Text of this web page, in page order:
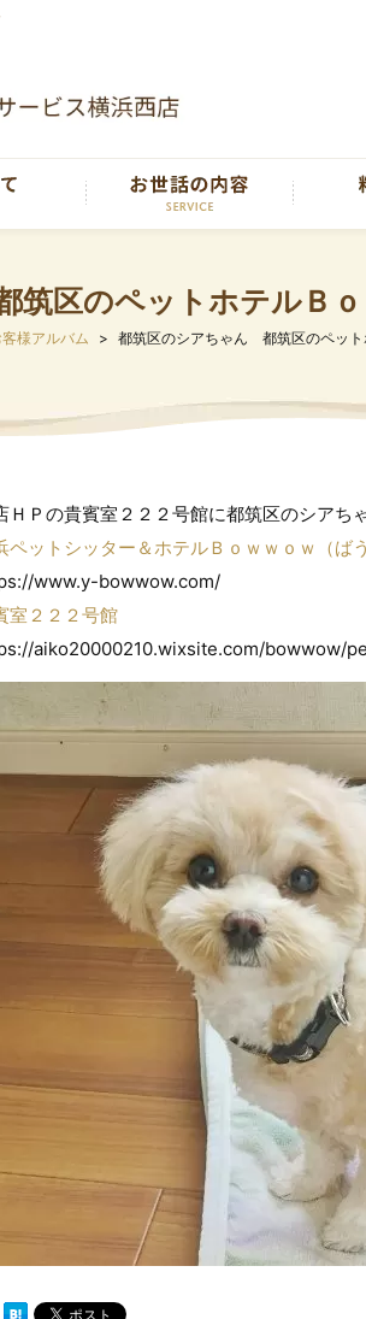
区のペットホテルＢｏ
客様アルバム 都筑区のシアちゃん 都筑区のペット
ＨＰの貴賓室２２２号館に都筑区のシアち
ペットシッター＆ホテルＢｏｗｗｏｗ（ばう
www.y-bowwow.com/
室２２２号館
aiko20000210.wixsite.com/bowwow/